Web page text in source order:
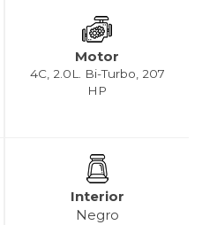
Motor
4C, 2.0L. Bi-Turbo, 207
HP
Interior
Negro